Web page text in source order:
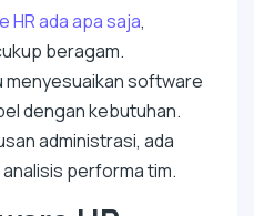
HR ada apa saja,
beragam.
menyesuaikansoftware
dengan kebutuhan.
administrasi, ada
performa tim.